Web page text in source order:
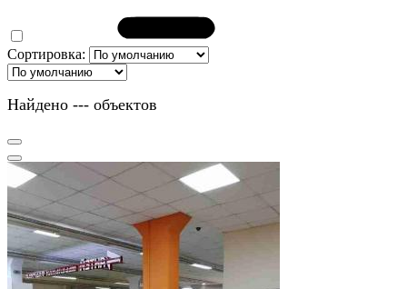
Сортировка:
Найдено --- объектов